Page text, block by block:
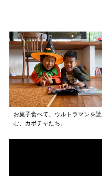
お菓子食べて、ウルトラマンを読
む、カボチャたち。